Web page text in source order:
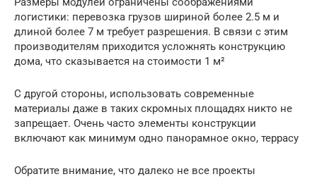
логистики: перевозка грузов шириной более 2.5 м и
длиной более 7 м требует разрешения. В связи с этим
производителям приходится усложнять конструкцию
дома, что сказывается на стоимости 1 м²
С другой стороны, использовать современные
материалы даже в таких скромных площадях никто не
запрещает. Очень часто элементы конструкции
включают как минимум одно панорамное окно, террасу
Обратите внимание, что далеко не все проекты